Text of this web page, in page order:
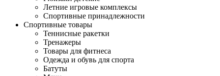
Летние игровые комплексы
Спортивные принадлежности
Спортивные товары
Теннисные ракетки
Тренажеры
Товары для фитнеса
Одежда и обувь для спорта
Батуты